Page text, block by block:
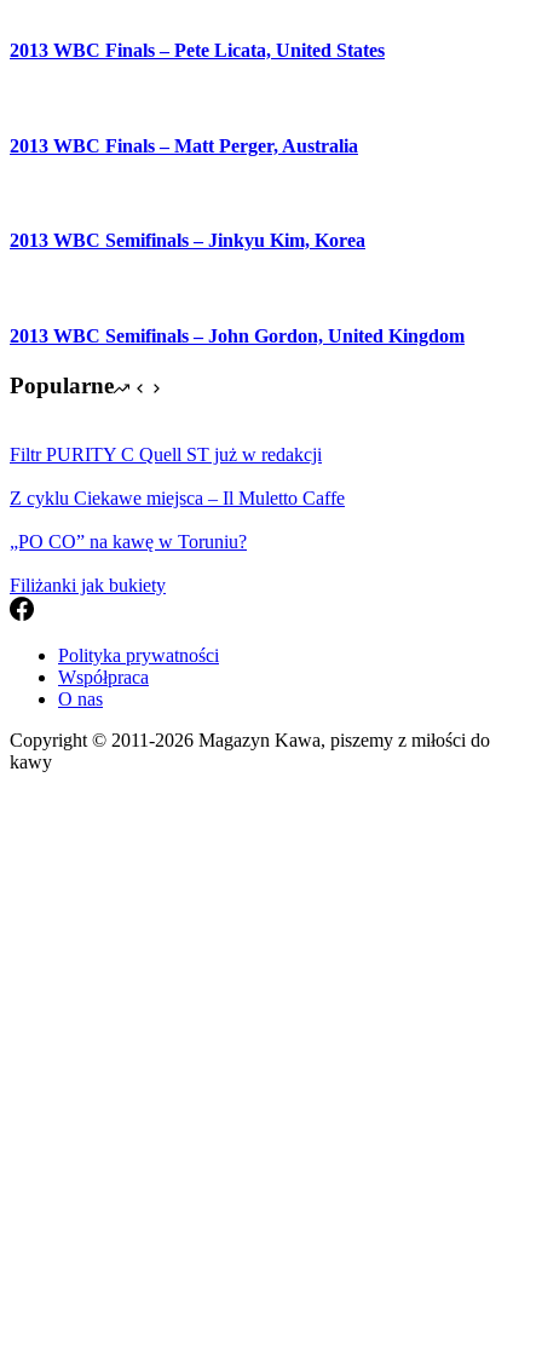
2013 WBC Finals – Pete Licata, United States
2013 WBC Finals – Matt Perger, Australia
2013 WBC Semifinals – Jinkyu Kim, Korea
2013 WBC Semifinals – John Gordon, United Kingdom
Popularne
Filtr PURITY C Quell ST już w redakcji
Z cyklu Ciekawe miejsca – Il Muletto Caffe
„PO CO” na kawę w Toruniu?
Filiżanki jak bukiety
Polityka prywatności
Współpraca
O nas
Copyright © 2011-2026 Magazyn Kawa, piszemy z miłości do
kawy